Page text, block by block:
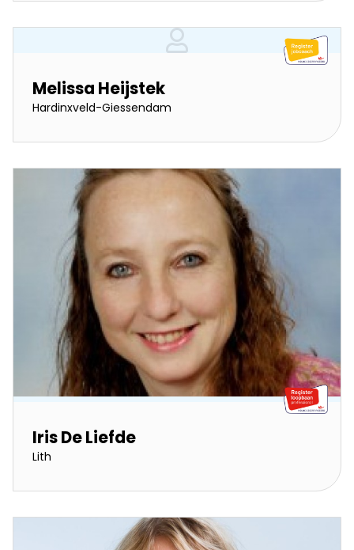
Melissa Heijstek
Hardinxveld-Giessendam
Iris De Liefde
Lith